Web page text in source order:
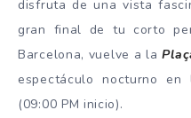
disfruta de una vista
gran final de tu corto
Barcelona, vuelve a la
espectáculo nocturno en
(09:00 PM inicio).